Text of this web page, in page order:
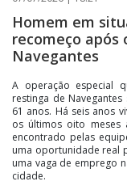
Homem em
recomeço após
Navegantes
A operação especial
restinga de
61 anos. Há seis anos
os últimos oito meses
encontrado pelas
uma oportunidade real
uma vaga de emprego
cidade.